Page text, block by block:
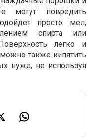
могут повредить
просто мел,
спирта или
легко и
также кипятить
нужд, не используя